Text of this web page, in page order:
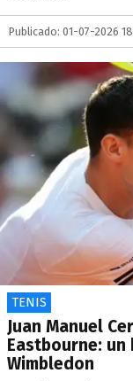
Publicado: 01-07-2026
TENIS
Juan Manuel
Eastbourne:
Wimbledon